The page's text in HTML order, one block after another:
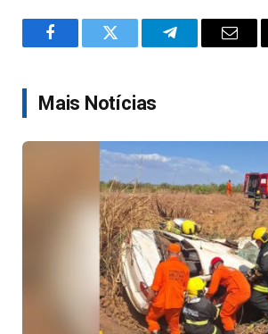
FacebookTwitter TelegramEmail
Mais Notícias